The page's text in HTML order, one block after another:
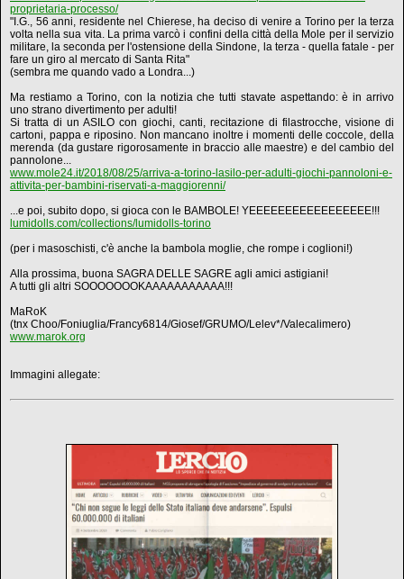
proprietaria-processo/
"I.G., 56 anni, residente nel Chierese, ha deciso di venire a Torino per la terza
volta nella sua vita. La prima varcò i confini della città della Mole per il servizio
militare, la seconda per l'ostensione della Sindone, la terza - quella fatale - per
fare un giro al mercato di Santa Rita"
(sembra me quando vado a Londra...)
Ma restiamo a Torino, con la notizia che tutti stavate aspettando: è in arrivo
uno strano divertimento per adulti!
Si tratta di un ASILO con giochi, canti, recitazione di filastrocche, visione di
cartoni, pappa e riposino. Non mancano inoltre i momenti delle coccole, della
merenda (da gustare rigorosamente in braccio alle maestre) e del cambio del
pannolone...
www.mole24.it/2018/08/25/arriva-a-torino-lasilo-per-adulti-giochi-pannoloni-e-
attivita-per-bambini-riservati-a-maggiorenni/
...e poi, subito dopo, si gioca con le BAMBOLE! YEEEEEEEEEEEEEEEEE!!!
lumidolls.com/collections/lumidolls-torino
(per i masoschisti, c'è anche la bambola moglie, che rompe i coglioni!)
Alla prossima, buona SAGRA DELLE SAGRE agli amici astigiani!
A tutti gli altri SOOOOOOOKAAAAAAAAAAA!!!
MaRoK
(tnx Choo/Foniuglia/Francy6814/Giosef/GRUMO/Lelev*/Valecalimero)
www.marok.org
Immagini allegate: